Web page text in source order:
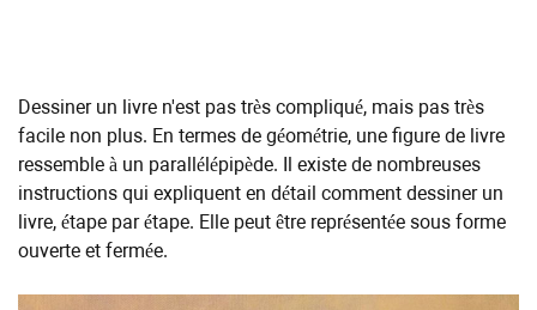
Dessiner un livre n'est pas très compliqué, mais pas très
facile non plus. En termes de géométrie, une figure de livre
ressemble à un parallélépipède. Il existe de nombreuses
instructions qui expliquent en détail comment dessiner un
livre, étape par étape. Elle peut être représentée sous forme
ouverte et fermée.